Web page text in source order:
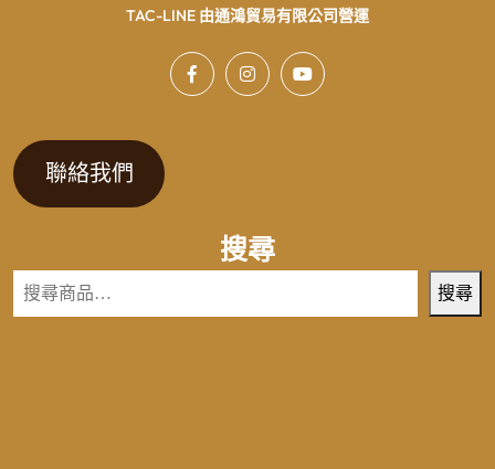
TAC-LINE 由通鴻貿易有限公司營運
聯絡我們
搜尋
搜尋